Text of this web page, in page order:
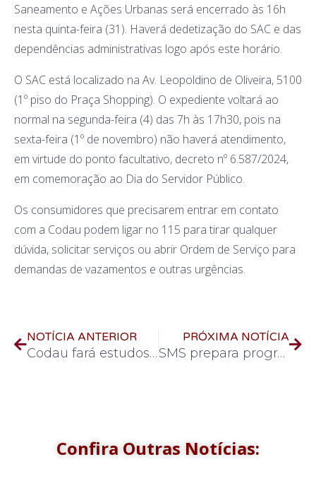
Saneamento e Ações Urbanas será encerrado às 16h
nesta quinta-feira (31). Haverá dedetização do SAC e das
dependências administrativas logo após este horário.
O SAC está localizado na Av. Leopoldino de Oliveira, 5100
(1º piso do Praça Shopping). O expediente voltará ao
normal na segunda-feira (4) das 7h às 17h30, pois na
sexta-feira (1º de novembro) não haverá atendimento,
em virtude do ponto facultativo, decreto nº 6.587/2024,
em comemoração ao Dia do Servidor Público.
Os consumidores que precisarem entrar em contato
com a Codau podem ligar no 115 para tirar qualquer
dúvida, solicitar serviços ou abrir Ordem de Serviço para
demandas de vazamentos e outras urgências.
NOTÍCIA ANTERIOR
Codau fará estudos para ampliar sistema de abastecimento de água em duas comunidades rurais
PRÓXIMA NOTÍCIA
SMS prepara programação para o Novembro Azul, com foco no cuidado da saúde do homem
Confira Outras Notícias: